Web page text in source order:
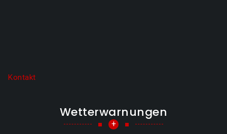
Kontakt
Wetterwarnungen
+